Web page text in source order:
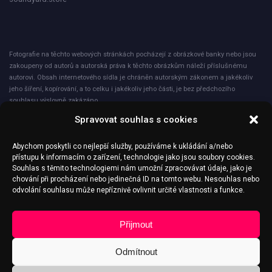
Spravovat souhlas s cookies
Abychom poskytli co nejlepší služby, používáme k ukládání a/nebo
přístupu k informacím o zařízení, technologie jako jsou soubory cookies.
Souhlas s těmito technologiemi nám umožní zpracovávat údaje, jako je
chování při procházení nebo jedinečná ID na tomto webu. Nesouhlas nebo
odvolání souhlasu může nepříznivě ovlivnit určité vlastnosti a funkce.
Přijmout
Odmítnout
Fotografie na těchto webových stránkách pocházejí z obrázkové banky nebo jsou
zakoupeny od autorů a autorská práva k těchto obrázkům náleží příslušnému
autorovi. Obsah internetového sídla je chráněn autorským zákonem a jakékoliv
jeho šíření, kopírování, a to celku i jakékoliv jeho části, je bez předchozího
souhlasu výslovně zakázáno.
Společnost ICNET s.r.o. při nakládání s osobními údaji plně dodržuje zásady
zpracovávány a ukládány pouze zákonným způsobem a ze zákonných důvodů, a
to v nezbytné míře pouze k účelům, ke kterým jsou shromážděny a způsobem,
který je s těmito účely slučitelný. Zabezpečení ochrany osobních údajů je
stanoveno v plné míře zvláštními vnitřními předpisy, dokumenty a smluvními
ujednáními společnosti.